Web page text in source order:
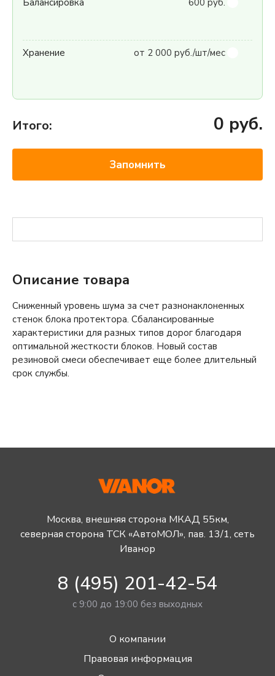
Балансировка 600 руб.
Хранение от 2 000 руб./шт/мес
Итого: 0 руб.
Запомнить
Описание товара
Сниженный уровень шума за счет разнонаклоненных
стенок блока протектора. Сбалансированные
характеристики для разных типов дорог благодаря
оптимальной жесткости блоков. Новый состав
резиновой смеси обеспечивает еще более длительный
срок службы.
Москва, внешняя сторона МКАД 55км,
северная сторона ТСК «АвтоМОЛ», пав. 13/1, сеть
Иванор
8 (495) 201-42-54
с 9:00 до 19:00 без выходных
О компании
Правовая информация